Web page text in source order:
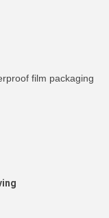
film packaging